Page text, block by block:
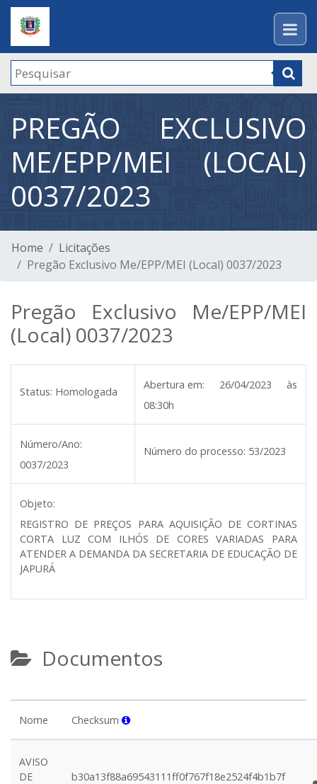
PREGÃO EXCLUSIVO
ME/EPP/MEI (LOCAL)
0037/2023
Home
Licitações
Pregão Exclusivo Me/EPP/MEI (Local) 0037/2023
Pregão Exclusivo Me/EPP/MEI
(Local) 0037/2023
Status: Homologada
Abertura em:
26/04/2023 às
08:30h
Número/Ano:
0037/2023
Número do processo: 53/2023
Objeto:
REGISTRO DE PREÇOS PARA AQUISIÇÃO DE CORTINAS
CORTA LUZ COM ILHÓS DE CORES VARIADAS PARA
ATENDER A DEMANDA DA SECRETARIA DE EDUCAÇÃO DE
JAPURÁ
Documentos
Nome Checksum
AVISO
DE
b30a13f88a69543111ff0f767f18e2524f4b1b7f